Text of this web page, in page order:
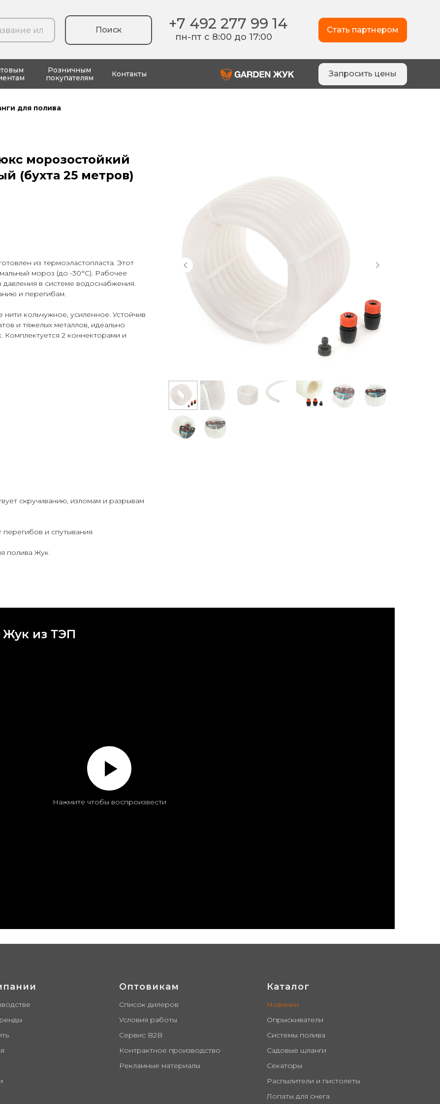
Поиск Стать партнером
пн-пт с 8:00 до 17:00
+7 492 277 99 14
Розничным
покупателям
Контакты Запросить цены
для полива
морозостойкий
(бухта 25 метров)
из термоэластопласта. Этот
мороз (до -30°C). Рабочее
в системе водоснабжения.
и перегибам.
кольчужное, усиленное. Устойчив
и тяжелых металлов, идеально
Комплектуется 2 коннекторами и
скручиванию, изломам и разрывам
и спутывания
полива Жук
Нажмите чтобы воспроизвести
из ТЭП
Оптовикам
Список дилеров
Условия работы
Сервис B2B
Контрактное производство
Рекламные материалы
Каталог
Новинки
Опрыскиватели
Системы полива
Садовые шланги
Секаторы
Распылители и пистолеты
Лопаты для снега